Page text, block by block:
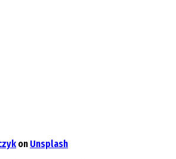
on Unsplash